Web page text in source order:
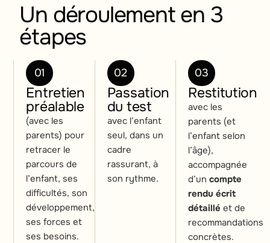
Un déroulement en 3
étapes
01
Entretien
préalable
(avec les
parents) pour
retracer le
parcours de
l’enfant, ses
difficultés, son
développement,
ses forces et
ses besoins.
02
Passation
du test
avec l’enfant
seul, dans un
cadre
rassurant, à
son rythme.
03
Restitution
avec les
parents (et
l’enfant selon
l’âge),
accompagnée
d’uncompte
rendu écrit
détaillé et de
recommandations
concrètes.